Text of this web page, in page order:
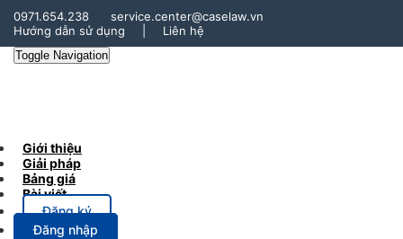
0971.654.238
service.center@caselaw.vn
Hướng dẫn sử dụng
Liên hệ
Toggle Navigation
Giới thiệu
Giải pháp
Bảng giá
Bài viết
Đăng ký
Đăng nhập